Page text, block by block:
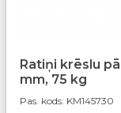
Ratiņi krēslu
mm, 75 kg
Pas. kods: KM145730